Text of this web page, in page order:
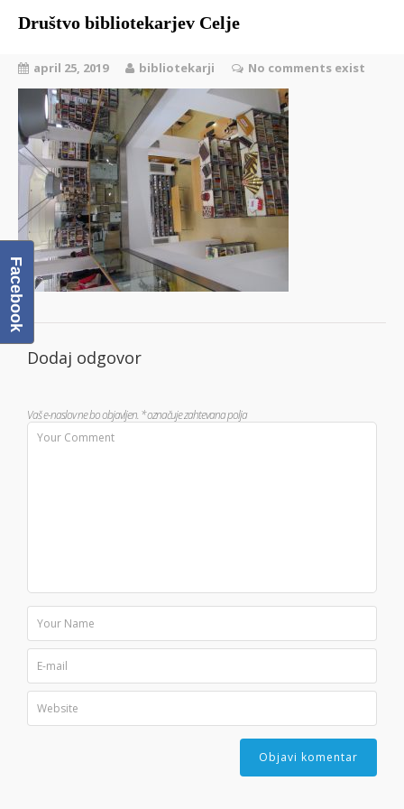
Društvo bibliotekarjev Celje
O društvu
Člani DBC
Galerija
april 25, 2019 bibliotekarji No comments exist
Dodaj odgovor
Vaš e-naslov ne bo objavljen.*označuje zahtevana polja
Facebook